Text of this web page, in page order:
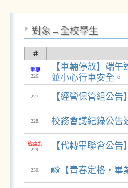
對象→全校學生
＃
重要
226.
【車輛停放】端
並小心行車安全。
227. 【經營保管組公
228. 校務會議紀錄公告
極重要
229.
【代轉畢聯會公
230. 📸【青春定格・畢